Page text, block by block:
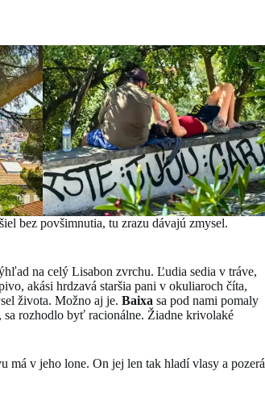
bez povšimnutia, tu zrazu dávajú zmysel.
na celý Lisabon zvrchu. Ľudia sedia v tráve,
akási hrdzavá staršia pani v okuliaroch číta,
života. Možno aj je. Baixa sa pod nami pomaly
rozhodlo byť racionálne. Žiadne krivolaké
má v jeho lone. On jej len tak hladí vlasy a pozerá